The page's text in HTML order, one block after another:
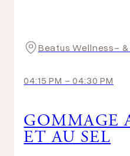
Beatus Wellness-
04:15 PM -04:30 PM
GOMMAGE
ET AU SEL